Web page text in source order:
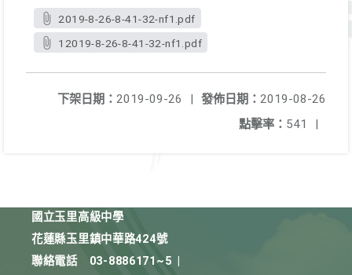
2019-8-26-8-41-32-nf1.pdf
12019-8-26-8-41-32-nf1.pdf
發佈日期： 2019-08-26
下架日期： 2019-09-26
|
點擊率： 541 |
國立玉里高級中學
花蓮縣玉里鎮中華路424號
聯絡電話
03-8886171~5